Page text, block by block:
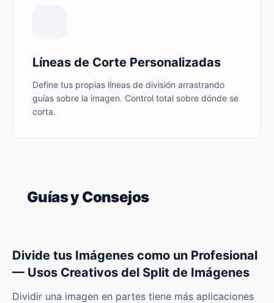
Líneas de Corte Personalizadas
Define tus propias líneas de división arrastrando
guías sobre la imagen. Control total sobre dónde se
corta.
Guías y Consejos
Divide tus Imágenes como un Profesional
— Usos Creativos del Split de Imágenes
Dividir una imagen en partes tiene más aplicaciones